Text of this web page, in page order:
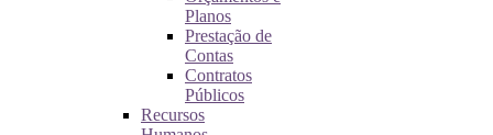
Planos
Prestação de
Contas
Contratos
Públicos
Recursos